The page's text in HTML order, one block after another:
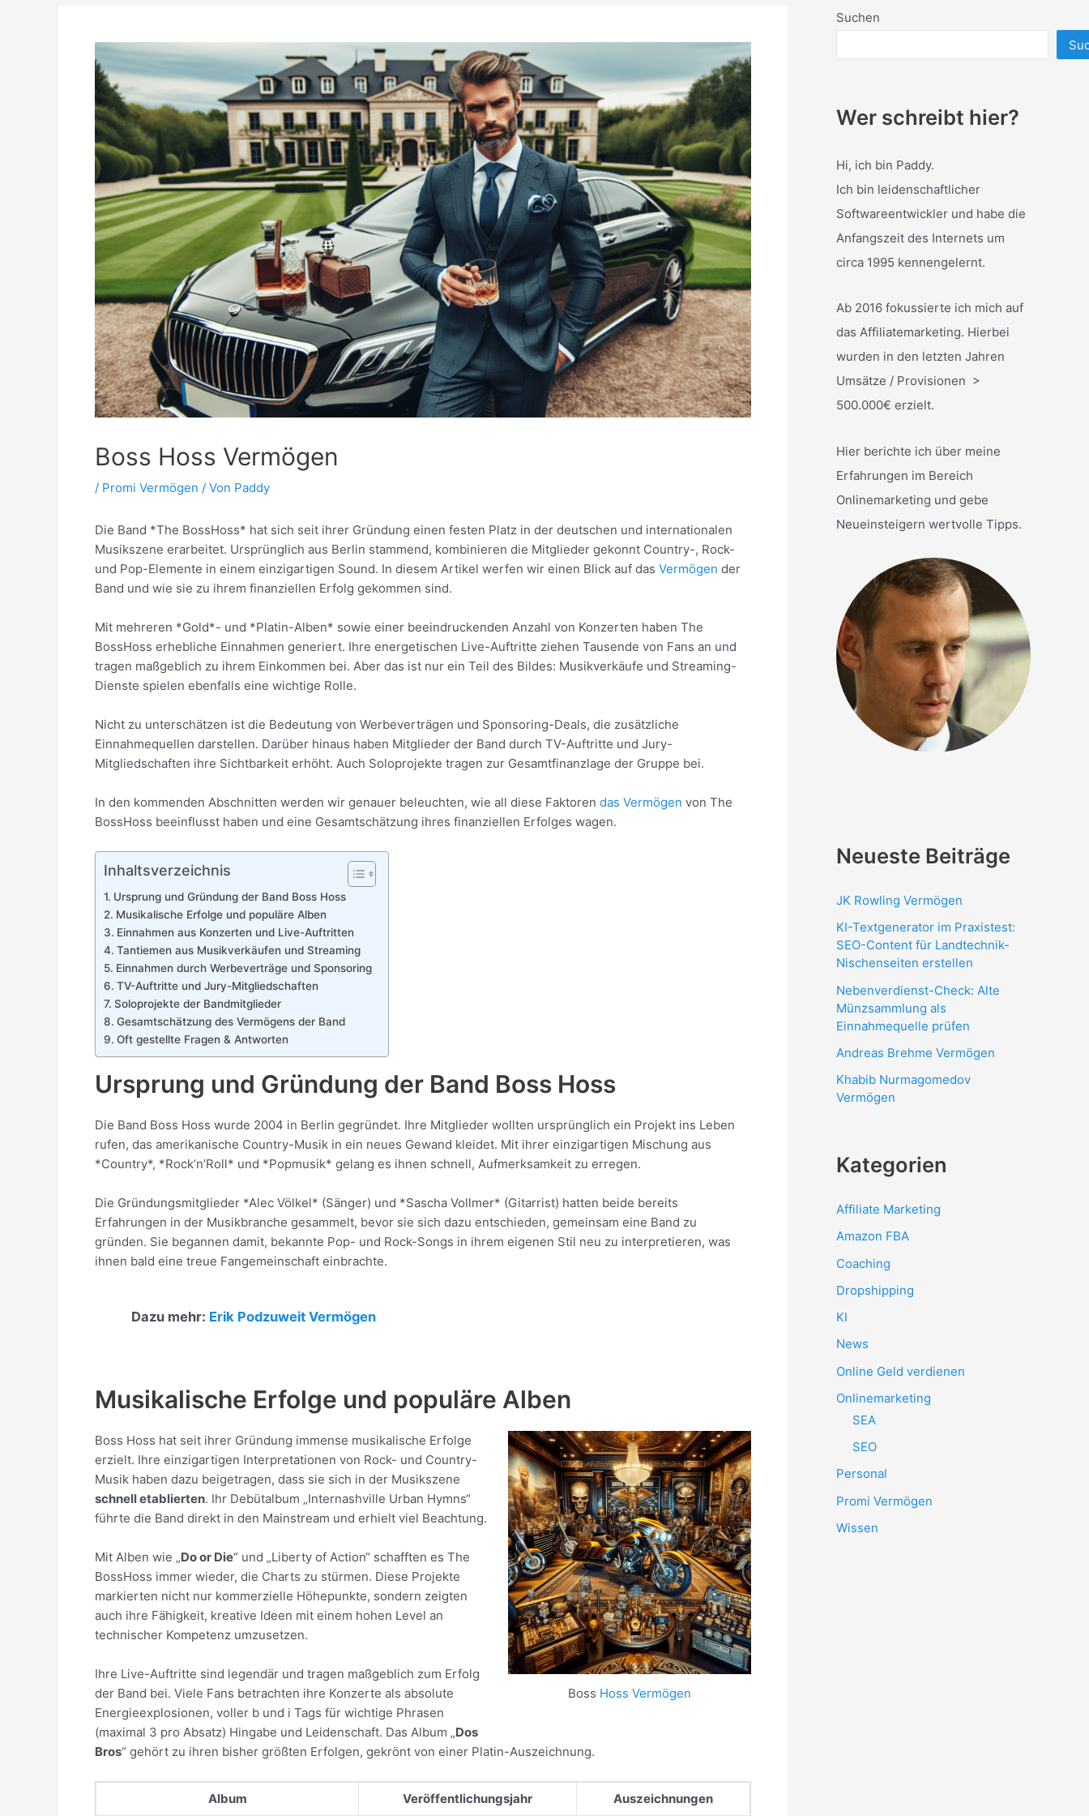
Boss Hoss Vermögen
/ Promi Vermögen / Von Paddy
Die Band *The BossHoss* hat sich seit ihrer Gründung einen festen Platz in der deutschen und internationalen
Musikszene erarbeitet. Ursprünglich aus Berlin stammend, kombinieren die Mitglieder gekonnt Country-, Rock-
und Pop-Elemente in einem einzigartigen Sound. In diesem Artikel werfen wir einen Blick auf das Vermögen der
Band und wie sie zu ihrem finanziellen Erfolg gekommen sind.
Mit mehreren *Gold*- und *Platin-Alben* sowie einer beeindruckenden Anzahl von Konzerten haben The
BossHoss erhebliche Einnahmen generiert. Ihre energetischen Live-Auftritte ziehen Tausende von Fans an und
tragen maßgeblich zu ihrem Einkommen bei. Aber das ist nur ein Teil des Bildes: Musikverkäufe und Streaming-
Dienste spielen ebenfalls eine wichtige Rolle.
Nicht zu unterschätzen ist die Bedeutung von Werbeverträgen und Sponsoring-Deals, die zusätzliche
Einnahmequellen darstellen. Darüber hinaus haben Mitglieder der Band durch TV-Auftritte und Jury-
Mitgliedschaften ihre Sichtbarkeit erhöht. Auch Soloprojekte tragen zur Gesamtfinanzlage der Gruppe bei.
In den kommenden Abschnitten werden wir genauer beleuchten, wie all diese Faktoren das Vermögen von The
BossHoss beeinflusst haben und eine Gesamtschätzung ihres finanziellen Erfolges wagen.
Inhaltsverzeichnis
Ursprung und Gründung der Band Boss Hoss
Musikalische Erfolge und populäre Alben
Einnahmen aus Konzerten und Live-Auftritten
Tantiemen aus Musikverkäufen und Streaming
Einnahmen durch Werbeverträge und Sponsoring
TV-Auftritte und Jury-Mitgliedschaften
Soloprojekte der Bandmitglieder
Gesamtschätzung des Vermögens der Band
Oft gestellte Fragen & Antworten
Ursprung und Gründung der Band Boss Hoss
Die Band Boss Hoss wurde 2004 in Berlin gegründet. Ihre Mitglieder wollten ursprünglich ein Projekt ins Leben
rufen, das amerikanische Country-Musik in ein neues Gewand kleidet. Mit ihrer einzigartigen Mischung aus
*Country*, *Rock‘n’Roll* und *Popmusik* gelang es ihnen schnell, Aufmerksamkeit zu erregen.
Die Gründungsmitglieder *Alec Völkel* (Sänger) und *Sascha Vollmer* (Gitarrist) hatten beide bereits
Erfahrungen in der Musikbranche gesammelt, bevor sie sich dazu entschieden, gemeinsam eine Band zu
gründen. Sie begannen damit, bekannte Pop- und Rock-Songs in ihrem eigenen Stil neu zu interpretieren, was
ihnen bald eine treue Fangemeinschaft einbrachte.
Dazu mehr: Erik Podzuweit Vermögen
Musikalische Erfolge und populäre Alben
Boss Hoss Vermögen
Boss Hoss hat seit ihrer Gründung immense musikalische Erfolge
erzielt. Ihre einzigartigen Interpretationen von Rock- und Country-
Musik haben dazu beigetragen, dass sie sich in der Musikszene
schnell etablierten. Ihr Debütalbum „Internashville Urban Hymns“
führte die Band direkt in den Mainstream und erhielt viel Beachtung.
Mit Alben wie „Do or Die“ und „Liberty of Action“ schafften es The
BossHoss immer wieder, die Charts zu stürmen. Diese Projekte
markierten nicht nur kommerzielle Höhepunkte, sondern zeigten
auch ihre Fähigkeit, kreative Ideen mit einem hohen Level an
technischer Kompetenz umzusetzen.
Ihre Live-Auftritte sind legendär und tragen maßgeblich zum Erfolg
der Band bei. Viele Fans betrachten ihre Konzerte als absolute
Energieexplosionen, voller b und i Tags für wichtige Phrasen
(maximal 3 pro Absatz) Hingabe und Leidenschaft. Das Album „Dos
Bros“ gehört zu ihren bisher größten Erfolgen, gekrönt von einer Platin-Auszeichnung.
Album Veröffentlichungsjahr Auszeichnungen
Suchen
Wer schreibt hier?
Hi, ich bin Paddy.
Ich bin leidenschaftlicher
Softwareentwickler und habe die
Anfangszeit des Internets um
circa 1995 kennengelernt.
Ab 2016 fokussierte ich mich auf
das Affiliatemarketing. Hierbei
wurden in den letzten Jahren
Umsätze / Provisionen >
500.000€ erzielt.
Hier berichte ich über meine
Erfahrungen im Bereich
Onlinemarketing und gebe
Neueinsteigern wertvolle Tipps.
Neueste Beiträge
JK Rowling Vermögen
KI-Textgenerator im Praxistest:
SEO-Content für Landtechnik-
Nischenseiten erstellen
Nebenverdienst-Check: Alte
Münzsammlung als
Einnahmequelle prüfen
Andreas Brehme Vermögen
Khabib Nurmagomedov
Vermögen
Kategorien
Affiliate Marketing
Amazon FBA
Coaching
Dropshipping
KI
News
Online Geld verdienen
Onlinemarketing
SEA
SEO
Personal
Promi Vermögen
Wissen